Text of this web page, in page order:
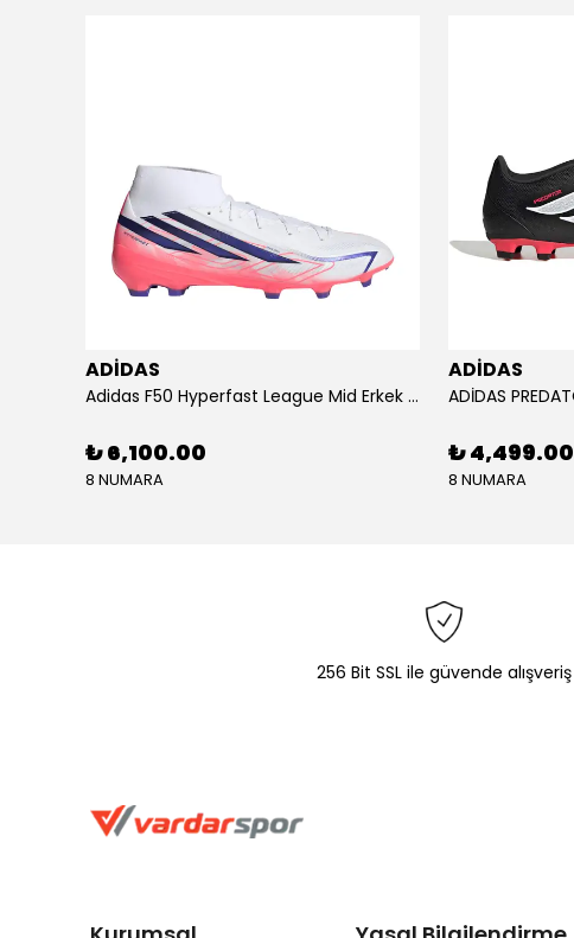
ADİDAS
Adidas F50 Hyperfast League Mid Erkek Krampon (IH7090)
₺ 6,100.00
8 NUMARA
ADİDAS
₺ 4,499.00
8 NUMARA
256 Bit SSL ile güvende alışveriş